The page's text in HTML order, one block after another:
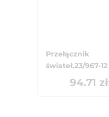
Przełącznik
świateł.23/967-12
94.71 zł/